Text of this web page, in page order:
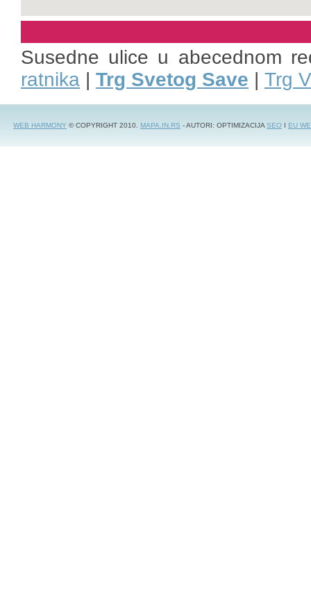
Susedne ulice u abecednom
ratnika | Trg Svetog Save | Trg
WEB HARMONY © COPYRIGHT 2010. MAPA.IN.RS - AUTORI: OPTIMIZACIJASEO I EU